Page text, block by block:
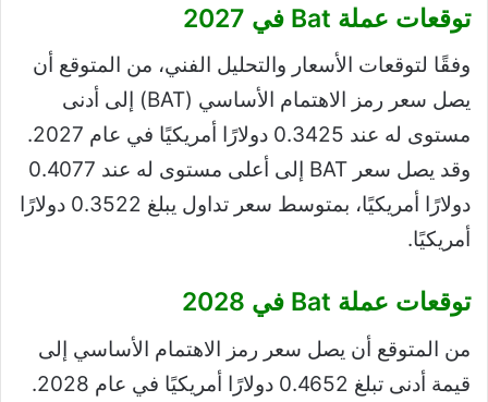
توقعات عملة Bat في 2027
وفقًا لتوقعات الأسعار والتحليل الفني، من المتوقع أن
يصل سعر رمز الاهتمام الأساسي (BAT) إلى أدنى
مستوى له عند 0.3425 دولارًا أمريكيًا في عام 2027.
وقد يصل سعر BAT إلى أعلى مستوى له عند 0.4077
دولارًا أمريكيًا، بمتوسط ​​سعر تداول يبلغ 0.3522 دولارًا
أمريكيًا.
توقعات عملة Bat في 2028
من المتوقع أن يصل سعر رمز الاهتمام الأساسي إلى
قيمة أدنى تبلغ 0.4652 دولارًا أمريكيًا في عام 2028.